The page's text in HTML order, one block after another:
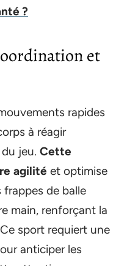
?
et
rapides
à réagir
jeu. Cette
agilité et optimise
de balle
main, renforçant la
sport requiert une
anticiper les